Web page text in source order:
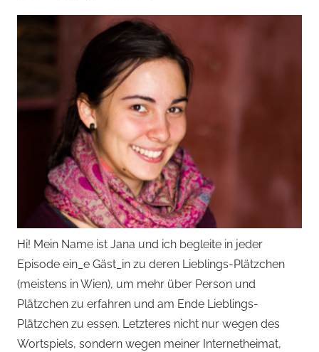
Hi! Mein Name ist Jana und ich begleite in jeder
Episode ein_e Gäst_in zu deren Lieblings-Plätzchen
(meistens in Wien), um mehr über Person und
Plätzchen zu erfahren und am Ende Lieblings-
Plätzchen zu essen. Letzteres nicht nur wegen des
Wortspiels, sondern wegen meiner Internetheimat,